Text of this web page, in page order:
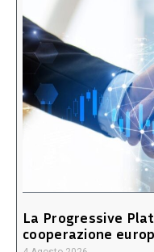
La Progressive
cooperazione